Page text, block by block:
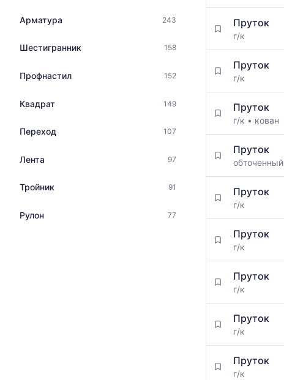
Арматура 243
Шестигранник 158
Профнастил 152
Квадрат 149
Переход 107
Лента 97
Тройник 91
Рулон 77
мере
обновления
прайс-
листов.
Пруток
г/к
Пруток
г/к
Пруток
г/к • кован
Пруток
обточенный
Пруток
г/к
Пруток
г/к
Пруток
г/к
Пруток
г/к
Пруток
г/к